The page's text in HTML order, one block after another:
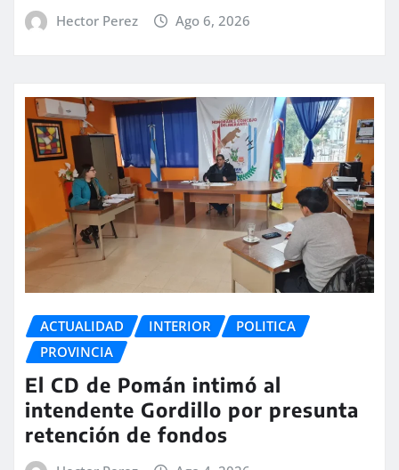
Hector Perez Ago 6, 2026
ACTUALIDAD INTERIOR
POLITICA
PROVINCIA
El CD de Pomán intimó al
intendente Gordillo por presunta
retención de fondos